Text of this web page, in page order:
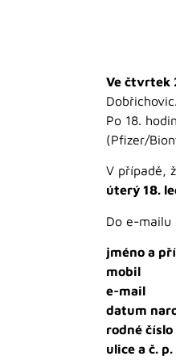
Ve čtvrtek
Dobřichovic.
Po 18.
(Pfizer/
V případě,
úterý 18.
Do e-mailu
jméno a
mobil
e-mail
datum
rodné číslo
ulice a č.